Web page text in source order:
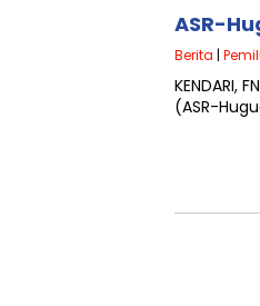
ASR-
Berita |
KENDARI,
(ASR-